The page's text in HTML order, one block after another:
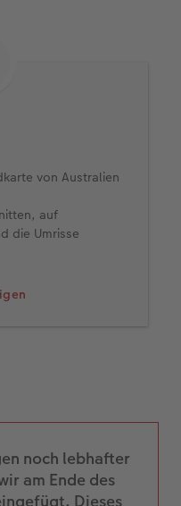
von Australien
auf
die Umrisse
Filzstift
Fotoschau
Karte noch etwas
und etwas
noch lebhafter
am Ende des
Dieses